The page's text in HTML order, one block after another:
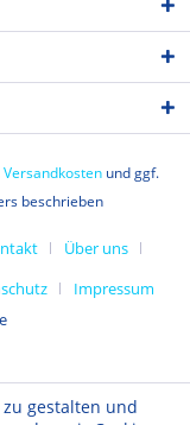
Versandkosten und ggf.
beschrieben
Über uns
Impressum
gestalten und